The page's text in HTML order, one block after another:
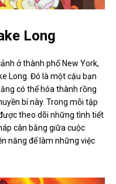
Long
ở thành phố New York,
Long. Đó là một cậu bạn
có thể hóa thành rồng
bí này. Trong mỗi tập
theo dõi những tình tiết
cân bằng giữa cuộc
năng để làm những việc